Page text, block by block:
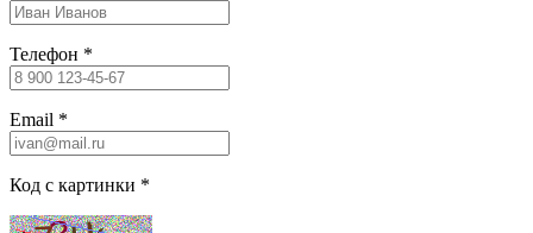
Телефон *
Email *
Код с картинки *